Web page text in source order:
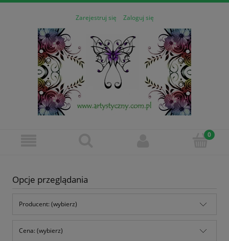
Zarejestruj się Zaloguj się
Opcje przeglądania
Producent: (wybierz)
Cena: (wybierz)